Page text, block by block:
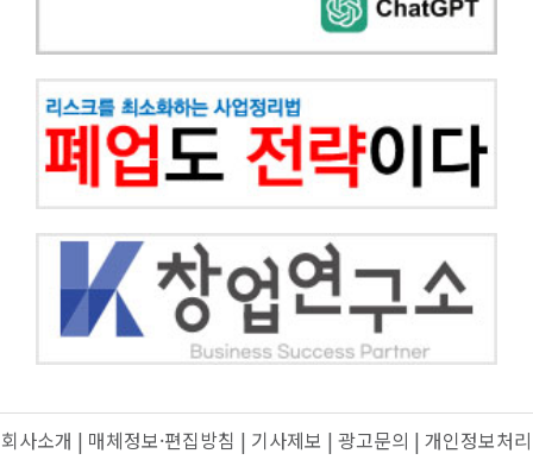
회사소개 | 매체정보·편집방침 | 기사제보 | 광고문의 | 개인정보처리